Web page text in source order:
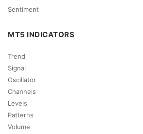
Sentiment
MT5 INDICATORS
Trend
Signal
Oscillator
Channels
Levels
Patterns
Volume